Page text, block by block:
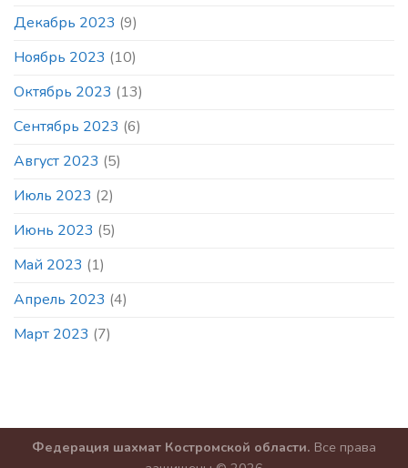
Декабрь 2023 (9)
Ноябрь 2023 (10)
Октябрь 2023 (13)
Сентябрь 2023 (6)
Август 2023 (5)
Июль 2023 (2)
Июнь 2023 (5)
Май 2023 (1)
Апрель 2023 (4)
Март 2023 (7)
Федерация шахмат Костромской области. Все права